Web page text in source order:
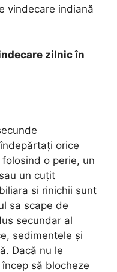
vindecare indiană
zilnic în
orice
o perie, un
un cuțit
si rinichii sunt
sa scape de
secundar al
sedimentele și
Dacă nu le
să blocheze